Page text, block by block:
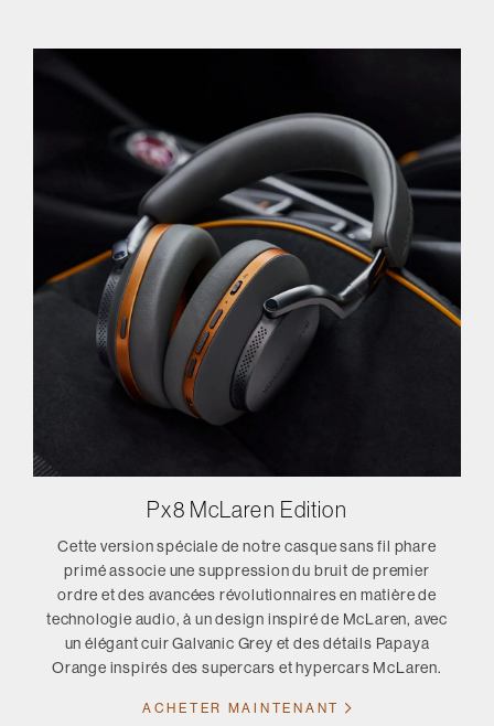
Px8 McLaren Edition
Cette version spéciale de notre casque sans fil phare
primé associe une suppression du bruit de premier
ordre et des avancées révolutionnaires en matière de
technologie audio, à un design inspiré de McLaren, avec
un élégant cuir Galvanic Grey et des détails Papaya
Orange inspirés des supercars et hypercars McLaren.
ACHETER MAINTENANT